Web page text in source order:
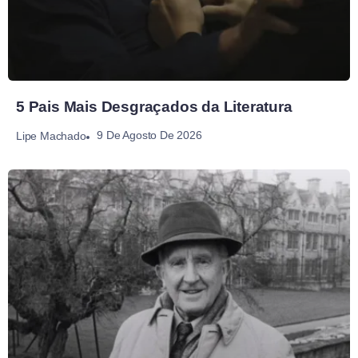
5 Pais Mais Desgraçados da Literatura
Lipe Machado 9 De Agosto De 2026